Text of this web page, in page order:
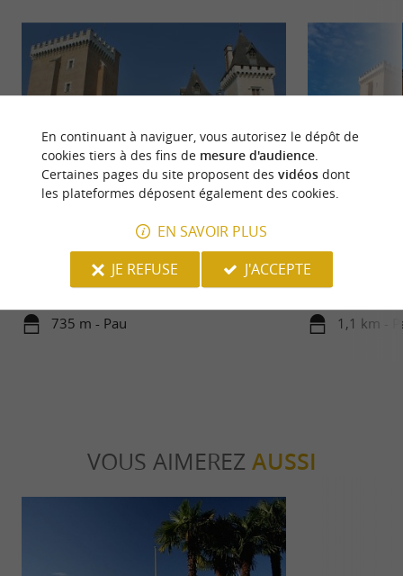
Pau, capitale du Béarn et préfecture des Pyrénées-
Atlantiques, est une ville riche en histoire et en
culture, ...
735 m - Pau
Lieu de
se dresse au
national qui ...
1,1 km -
VOUS AIMEREZ AUSSI
En continuant à naviguer, vous autorisez le dépôt de
cookies tiers à des fins de mesure d'audience.
Certaines pages du site proposent des vidéosdont
les plateformes déposent également des cookies.
EN SAVOIR PLUS
JE REFUSE
J'ACCEPTE